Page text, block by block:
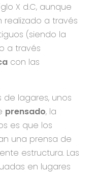
X d.C, aunque
a través
(siendo la
a través
con las
lagares, unos
prensado, la
es que los
una prensa de
estructura. Las
en lugares